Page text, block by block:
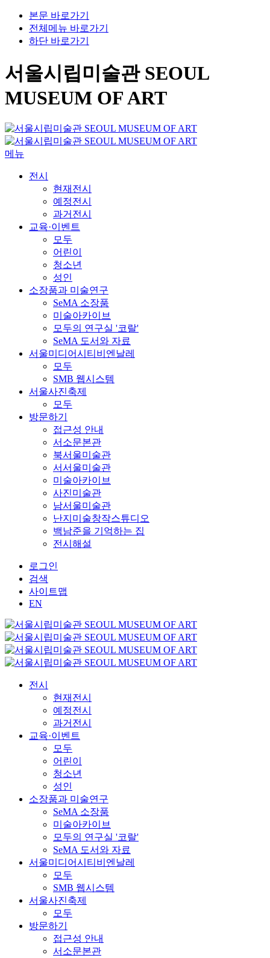
본문 바로가기
전체메뉴 바로가기
하단 바로가기
서울시립미술관 SEOUL
MUSEUM OF ART
메뉴
전시
현재전시
예정전시
과거전시
교육·이벤트
모두
어린이
청소년
성인
소장품과 미술연구
SeMA 소장품
미술아카이브
모두의 연구실 '코랄'
SeMA 도서와 자료
서울미디어시티비엔날레
모두
SMB 웹시스템
서울사진축제
모두
방문하기
접근성 안내
서소문본관
북서울미술관
서서울미술관
미술아카이브
사진미술관
남서울미술관
난지미술창작스튜디오
백남준을 기억하는 집
전시해설
로그인
검색
사이트맵
EN
전시
현재전시
예정전시
과거전시
교육·이벤트
모두
어린이
청소년
성인
소장품과 미술연구
SeMA 소장품
미술아카이브
모두의 연구실 '코랄'
SeMA 도서와 자료
서울미디어시티비엔날레
모두
SMB 웹시스템
서울사진축제
모두
방문하기
접근성 안내
서소문본관